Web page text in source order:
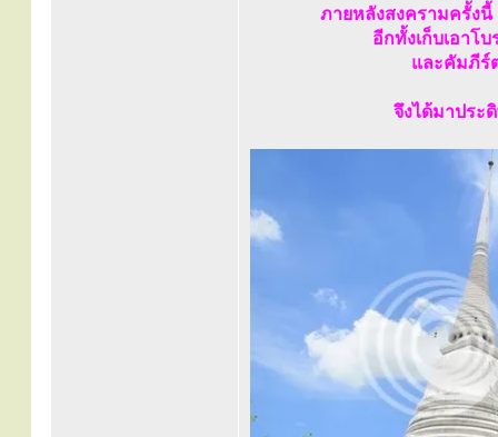
ภายหลังสงครามครั้ง
อีกทั้งเก็บเอาโ
และคัมภีร์
จึงได้มาประ